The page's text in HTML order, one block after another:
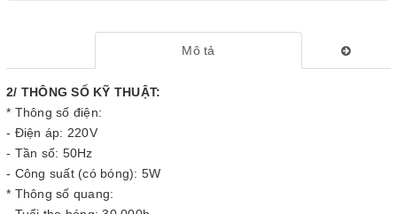
Mô tả
2/ THÔNG SỐ KỸ THUẬT:
* Thông số điện:
- Điện áp: 220V
- Tần số: 50Hz
- Công suất (có bóng): 5W
* Thông số quang: